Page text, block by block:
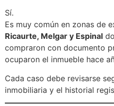
Sí.
Es muy común en zonas de
Ricaurte, Melgar y Espinal
compraron con documento
ocuparon el inmueble hace
Cada caso debe revisarse
inmobiliaria y el historial